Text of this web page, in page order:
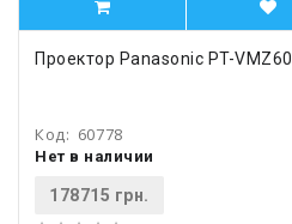
Проектор Panasonic PT-VMZ60
Код: 60778
Нет в наличии
178715 грн.